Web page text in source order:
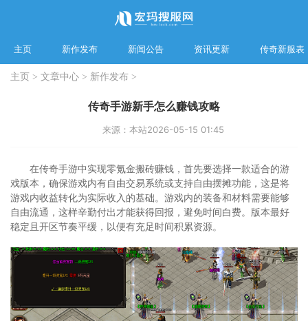
主页 新作发布 新闻公告 资讯更新 传奇新服表
主页 > 文章中心 > 新作发布 >
传奇手游新手怎么赚钱攻略
来源：本站2026-05-15 01:45
在传奇手游中实现零氪金搬砖赚钱，首先要选择一款适合的游
戏版本，确保游戏内有自由交易系统或支持自由摆摊功能，这是将
游戏内收益转化为实际收入的基础。游戏内的装备和材料需要能够
自由流通，这样辛勤付出才能获得回报，避免时间白费。版本最好
稳定且开区节奏平缓，以便有充足时间积累资源。